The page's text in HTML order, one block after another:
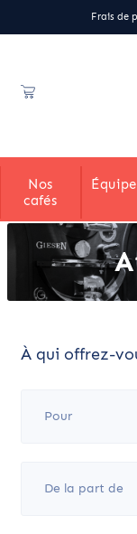
Frais de
Nos
cafés
À qui offrez-